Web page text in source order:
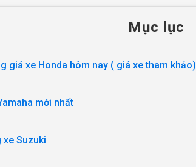
Mục lục
giá xe Honda hôm nay ( giá xe tham khảo)
mới nhất
xe Suzuki